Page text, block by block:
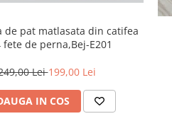
de pat matlasata din catifea
fete de perna,Bej-E201
Lei199,00 Lei
IN COS